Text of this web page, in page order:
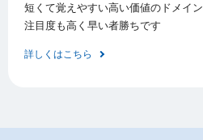
短くて覚えやすい高い価値のドメイン
注目度も高く早い者勝ちです
詳しくはこちら